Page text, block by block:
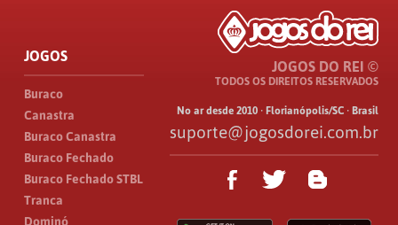
JOGOS
Buraco
Canastra
Buraco Canastra
Buraco Fechado
Buraco Fechado STBL
Tranca
Dominó
JOGOS DO REI ©
TODOS OS DIREITOS RESERVADOS
No ar desde 2010 · Florianópolis/SC · Brasil
suporte@jogosdorei.com.br